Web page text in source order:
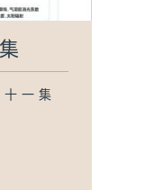
一集